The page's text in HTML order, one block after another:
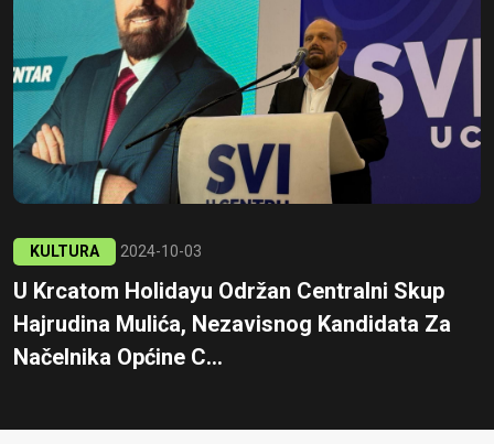
KULTURA 2024-10-03
U Krcatom Holidayu Održan Centralni Skup
Hajrudina Mulića, Nezavisnog Kandidata Za
Načelnika Općine C...